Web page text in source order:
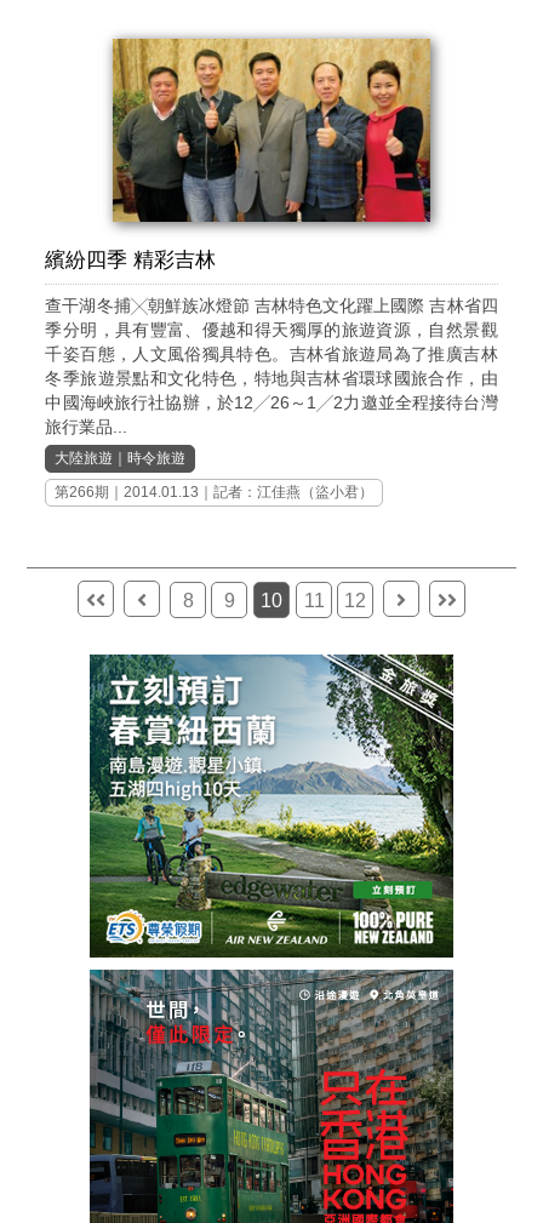
繽紛四季 精彩吉林
查干湖冬捕╳朝鮮族冰燈節 吉林特色文化躍上國際 吉林省四
季分明，具有豐富、優越和得天獨厚的旅遊資源，自然景觀
千姿百態，人文風俗獨具特色。吉林省旅遊局為了推廣吉林
冬季旅遊景點和文化特色，特地與吉林省環球國旅合作，由
中國海峽旅行社協辦，於12╱26～1╱2力邀並全程接待台灣
旅行業品...
大陸旅遊 ｜時令旅遊
第266期 ｜2014.01.13｜記者：江佳燕（盜小君）
8 9 10 11 12